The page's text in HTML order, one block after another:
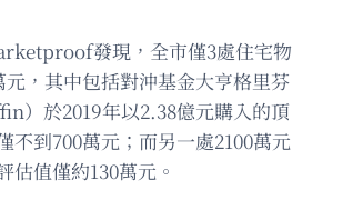
發現，全市僅3處住宅物
元，其中包括對沖基金大亨格里芬
）於2019年以2.38億元購入的頂
不到700萬元；而另一處2100萬元
估值僅約130萬元。